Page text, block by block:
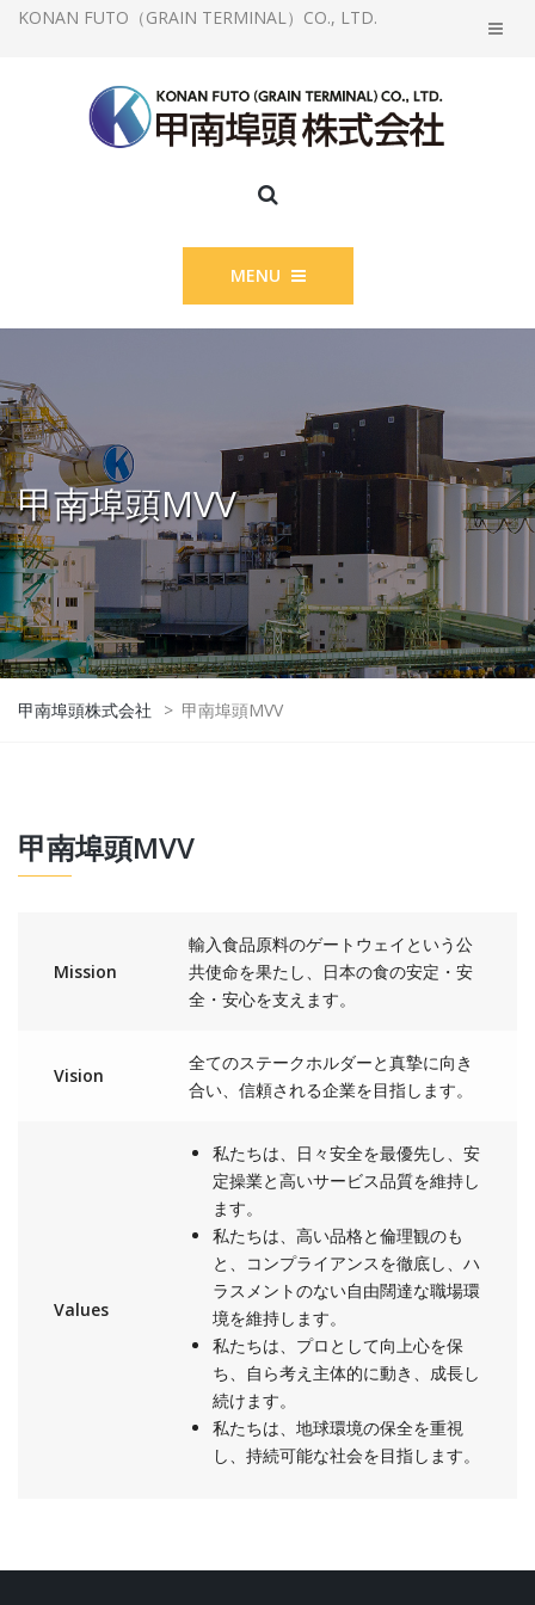
KONAN FUTO（GRAIN TERMINAL）CO., LTD.
MENU
甲南埠頭MVV
甲南埠頭株式会社 > 甲南埠頭MVV
甲南埠頭MVV
Mission
輸入食品原料のゲートウェイという公
共使命を果たし、日本の食の安定・安
全・安心を支えます。
Vision
全てのステークホルダーと真摯に向き
合い、信頼される企業を目指します。
Values
私たちは、日々安全を最優先し、安
定操業と高いサービス品質を維持し
ます。
私たちは、高い品格と倫理観のも
と、コンプライアンスを徹底し、ハ
ラスメントのない自由闊達な職場環
境を維持します。
私たちは、プロとして向上心を保
ち、自ら考え主体的に動き、成長し
続けます。
私たちは、地球環境の保全を重視
し、持続可能な社会を目指します。